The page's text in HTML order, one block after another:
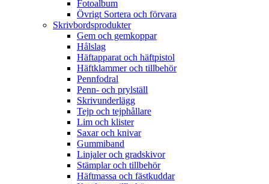
Fotoalbum
Övrigt Sortera och förvara
Skrivbordsprodukter
Gem och gemkoppar
Hålslag
Häftapparat och häftpistol
Häftklammer och tillbehör
Pennfodral
Penn- och prylställ
Skrivunderlägg
Tejp och tejphållare
Lim och klister
Saxar och knivar
Gummiband
Linjaler och gradskivor
Stämplar och tillbehör
Häftmassa och fästkuddar